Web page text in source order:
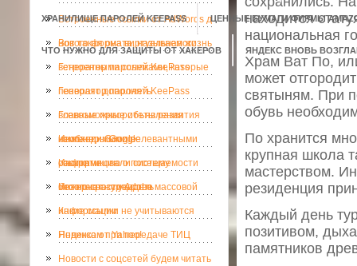
ХРАНИЛИЩЕ ПАРОЛЕЙ KEEPASS ЦЕННЫЕ БУМАГИ ФИРМЫ
ЧТО НУЖНО ДЛЯ ЗАЩИТЫ ОТ ХАКЕРОВ ЯНДЕКС ВНОВЬ
Встроенные ссылки от AdWords д
нового формата, называемого
встроенными ссылками, которые
позволят дополнять
всевозможные объявления
необходимыми релевантными
ссылками.
Вот такая она виртуальная жизнь
Генератор паролей KeePass
Генератор паролей KeePass
Главные приоритеты развития
компании Google
Инженеры Google
раскритиковали систему
безопасности Adobe
Информацию о посещаемости
можно сразу увидеть
Интернет - средство массовой
информации
Какие ссылки не учитываются
Яндексом при передаче ТИЦ
Новинка от Yahoo!
Новости с соцсетей будем читать
находится
национальная
Храм Ват По,
может
святыням. При
обувь
По хранится
крупная школа
мастерством.
резиденция
Каждый день
позитивом,
памятников